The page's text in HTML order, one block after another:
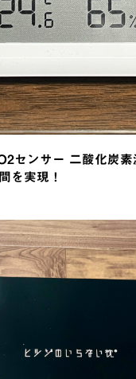
センサー 二酸化炭素
を実現！